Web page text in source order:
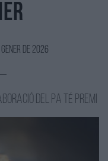
de 2026
del pa té premi